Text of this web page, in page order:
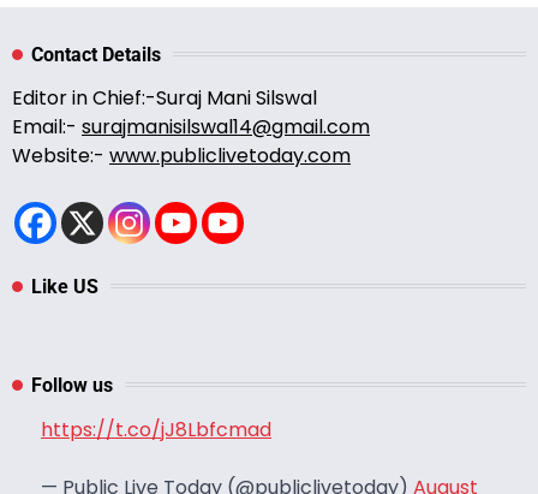
Contact Details
Editor in Chief:-Suraj Mani Silswal
Email:- surajmanisilswal14@gmail.com
Website:- www.publiclivetoday.com
Like US
Follow us
https://t.co/jJ8Lbfcmad
— Public Live Today (@publiclivetoday) August